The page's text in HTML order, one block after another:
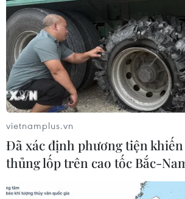
vietnamplus.vn
Đã xác định phương tiện
thủng lốp trên cao tốc Bắc-